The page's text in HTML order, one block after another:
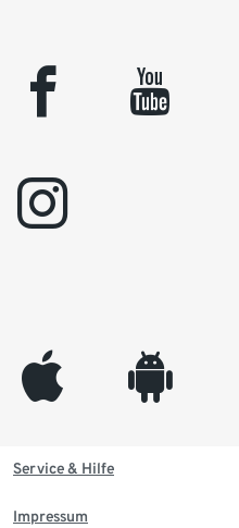
facebook youtube
instagram
appleinc android
Service & Hilfe
Impressum